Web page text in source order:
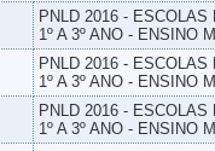
PNLD 2016 -
1º A 3º ANO - ENSINO
PNLD 2016 -
1º A 3º ANO - ENSINO
PNLD 2016 -
1º A 3º ANO - ENSINO